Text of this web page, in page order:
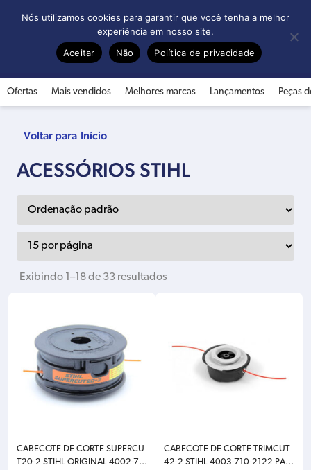
Ofertas Mais vendidos Melhores marcas Lançamentos Peças
Início
ACESSÓRIOS STIHL
Exibindo 1–18 de 33 resultados
CABECOTE DE CORTE SUPERCU
T20-2 STIHL ORIGINAL 4002-71
CABECOTE DE CORTE TRIMCUT
42-2 STIHL 4003-710-2122 PAR
Nós utilizamos cookies para garantir que você tenha a melhor
experiência em nosso site.
Aceitar
Não Política de privacidade